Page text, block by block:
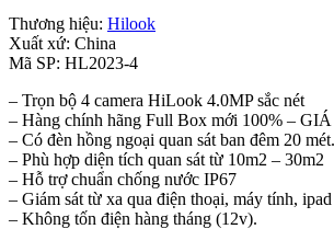
Thương hiệu: Hilook
Xuất xứ: China
Mã SP: HL2023-4
– Trọn bộ 4 camera HiLook 4.0MP sắc nét
– Hàng chính hãng Full Box mới 100% –
– Có đèn hồng ngoại quan sát ban đêm 20 mét.
– Phù hợp diện tích quan sát từ 10m2 – 30m2
– Hỗ trợ chuẩn chống nước IP67
– Giám sát từ xa qua điện thoại, máy tính,
– Không tốn điện hàng tháng (12v).